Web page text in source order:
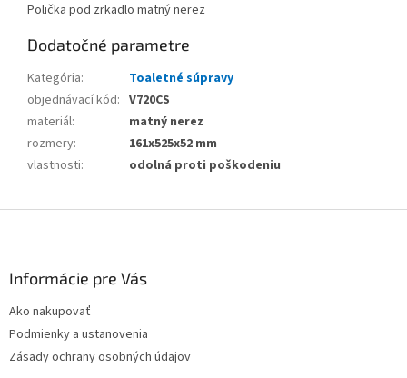
Polička pod zrkadlo matný nerez
Dodatočné parametre
Kategória:
Toaletné súpravy
objednávací kód: V720CS
materiál:
matný nerez
rozmery:
161x525x52 mm
vlastnosti: odolná proti poškodeniu
Informácie pre Vás
Ako nakupovať
Podmienky a ustanovenia
Zásady ochrany osobných údajov